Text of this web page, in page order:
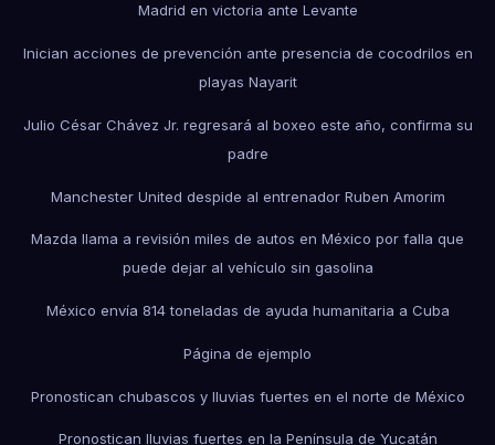
Madrid en victoria ante Levante
Inician acciones de prevención ante presencia de cocodrilos en
playas Nayarit
Julio César Chávez Jr. regresará al boxeo este año, confirma su
padre
Manchester United despide al entrenador Ruben Amorim
Mazda llama a revisión miles de autos en México por falla que
puede dejar al vehículo sin gasolina
México envía 814 toneladas de ayuda humanitaria a Cuba
Página de ejemplo
Pronostican chubascos y lluvias fuertes en el norte de México
Pronostican lluvias fuertes en la Península de Yucatán